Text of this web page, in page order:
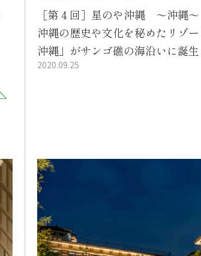
［第４回］星のや沖縄 ～沖縄～
沖縄の歴史や文化を秘めたリゾ
沖縄」がサンゴ礁の海沿いに誕生
2020.09.25